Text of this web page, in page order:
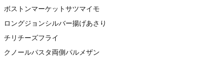
ボストンマーケットサツマイモ
ロングジョンシルバー揚げあさり
チリチーズフライ
クノールパスタ両側パルメザン